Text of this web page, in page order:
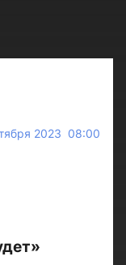
2023 08:00